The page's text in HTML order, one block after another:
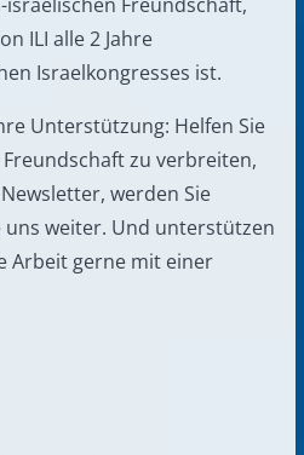
ILI alle 2 Jahre
Israelkongresses ist.
Unterstützung: Helfen Sie
zu verbreiten,
werden Sie
uns weiter. Und unterstützen
Arbeit gerne mit einer